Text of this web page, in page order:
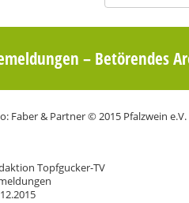
– Betörendes
Topfgucker-TV